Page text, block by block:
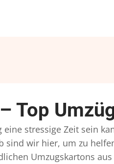
Top
stressige Zeit sein
sind wir hier, um zu
Umzugskartons